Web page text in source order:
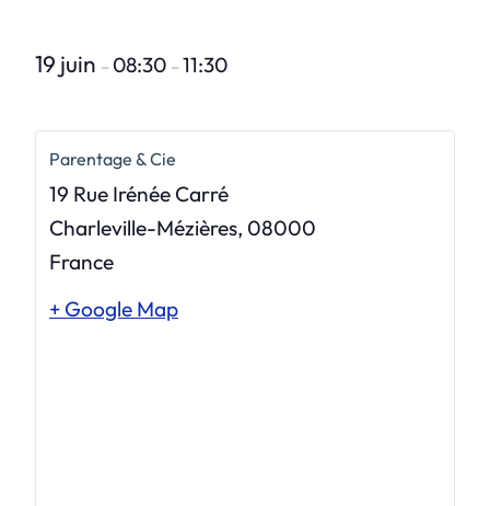
19 juin – 08:30 – 11:30
Parentage & Cie
19 Rue Irénée Carré
Charleville-Mézières, 08000
France
+ Google Map